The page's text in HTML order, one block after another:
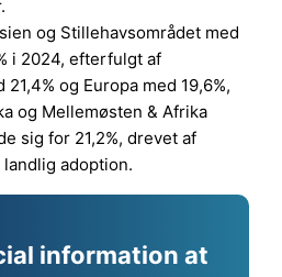
og Stillehavsområdet med
i 2024, efterfulgt af
og Europa med 19,6%,
og Mellemøsten & Afrika
sig for 21,2%, drevet af
adoption.
information at